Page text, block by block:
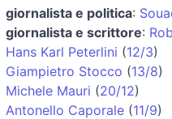
giornalista e politica:
giornalista e scrittore:
Hans Karl Peterlini (12/3)
Giampietro Stocco (13/8)
Michele Mauri (20/12)
Antonello Caporale (11/9)